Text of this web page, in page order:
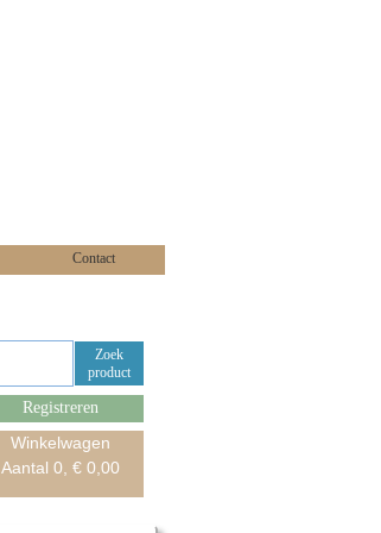
Zoek
product
Contact
Registreren
Winkelwagen
Aantal 0 , € 0,00